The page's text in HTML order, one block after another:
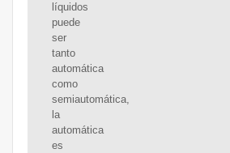
líquidos
puede
ser
tanto
automática
como
semiautomática,
la
automática
es